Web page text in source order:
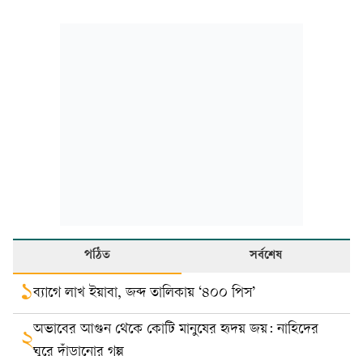
পঠিত সর্বশেষ
১ব্যাগে লাখ ইয়াবা, জব্দ তালিকায় ‘৪০০ পিস’
২অভাবের আগুন থেকে কোটি মানুষের হৃদয় জয়: নাহিদের
ঘুরে দাঁড়ানোর গল্প